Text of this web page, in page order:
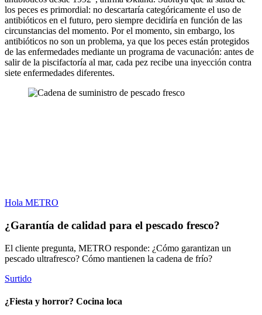
los peces es primordial: no descartaría categóricamente el uso de
antibióticos en el futuro, pero siempre decidiría en función de las
circunstancias del momento. Por el momento, sin embargo, los
antibióticos no son un problema, ya que los peces están protegidos
de las enfermedades mediante un programa de vacunación: antes de
salir de la piscifactoría al mar, cada pez recibe una inyección contra
siete enfermedades diferentes.
Hola METRO
¿Garantía de calidad para el pescado fresco?
El cliente pregunta, METRO responde: ¿Cómo garantizan un
pescado ultrafresco? Cómo mantienen la cadena de frío?
Surtido
¿Fiesta y horror? Cocina loca